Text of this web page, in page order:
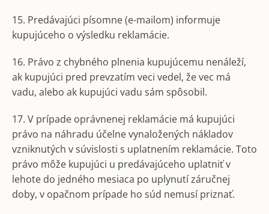
15. Predávajúci písomne (e-mailom) informuje
kupujúceho o výsledku reklamácie.
16. Právo z chybného plnenia kupujúcemu nenáleží,
ak kupujúci pred prevzatím veci vedel, že vec má
vadu, alebo ak kupujúci vadu sám spôsobil.
17. V prípade oprávnenej reklamácie má kupujúci
právo na náhradu účelne vynaložených nákladov
vzniknutých v súvislosti s uplatnením reklamácie. Toto
právo môže kupujúci u predávajúceho uplatniť v
lehote do jedného mesiaca po uplynutí záručnej
doby, v opačnom prípade ho súd nemusí priznať.